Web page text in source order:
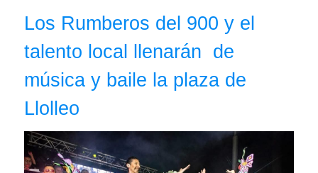
Los Rumberos del 900 y el
talento local llenarán de
música y baile la plaza de
Llolleo